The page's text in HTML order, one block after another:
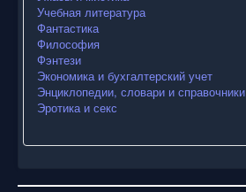
Учебная литература
Фантастика
Философия
Фэнтези
Экономика и бухгалтерский учет
Энциклопедии, словари и справочники
Эротика и секс